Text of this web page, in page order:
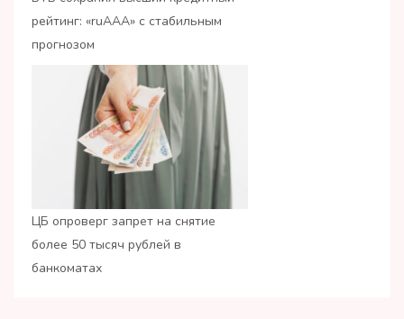
рейтинг: «ruАAA» с стабильным
прогнозом
ЦБ опроверг запрет на снятие
более 50 тысяч рублей в
банкоматах